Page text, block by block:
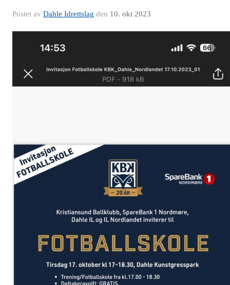
Postet av Dahle Idrettslag den 10. okt 2023